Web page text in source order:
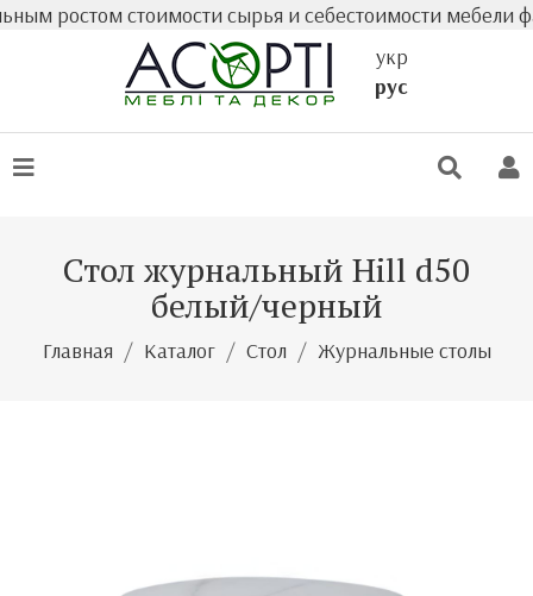
ростом стоимости сырья и себестоимости мебели
укр
рус
Стол журнальный Hill d50
белый/черный
Главная Каталог Стол Журнальные столы